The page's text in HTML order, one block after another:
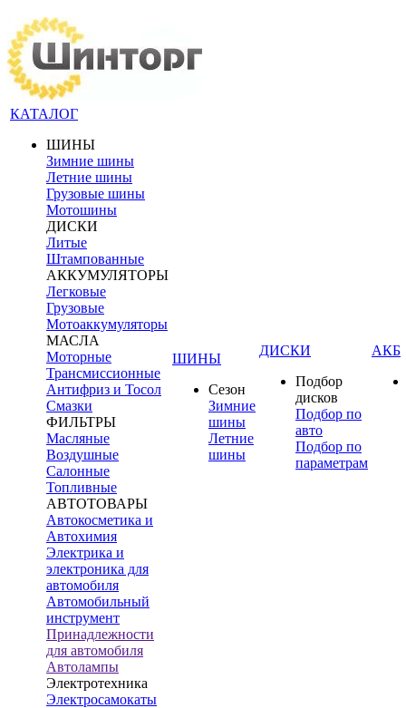
КАТАЛОГ
ШИНЫ
Зимние шины
Летние шины
Грузовые шины
Мотошины
ДИСКИ
Литые
Штампованные
АККУМУЛЯТОРЫ
Легковые
Грузовые
Мотоаккумуляторы
МАСЛА
Моторные
Трансмиссионные
Антифриз и Тосол
Смазки
ФИЛЬТРЫ
Масляные
Воздушные
Салонные
Топливные
АВТОТОВАРЫ
Автокосметика и
Автохимия
Электрика и
электроника для
автомобиля
Автомобильный
инструмент
Принадлежности
для автомобиля
Автолампы
Электротехника
Электросамокаты
ШИНЫ
Сезон
Зимние
шины
Летние
шины
ДИСКИ
Подбор
дисков
Подбор по
авто
Подбор по
параметрам
АКБ